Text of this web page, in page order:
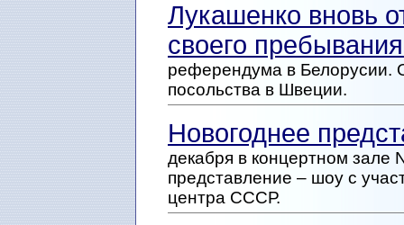
Лукашенко вновь
своего
референдума в Белорусии.
посольства в Швеции.
Новогоднее
декабря в концертном зале
представление – шоу с
центра СССР.